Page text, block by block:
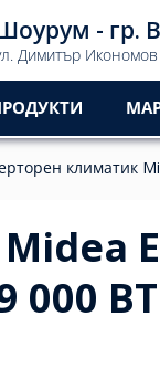
- гр.
Димитър
климатик
000